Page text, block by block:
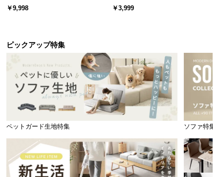
ード 木目/石目調 オープン収納・
引き出し収納付き
￥9,998
スチール 4段階高さ調節 サイドフ
ック オープンラック シンプル
￥3,999
ピックアップ特集
ペットガード生地特集 ソファ特集